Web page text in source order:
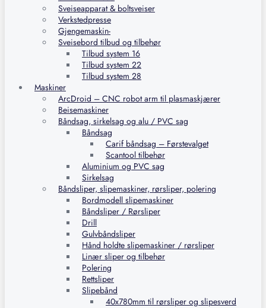
Sveiseapparat & boltsveiser
Verkstedpresse
Gjengemaskin-
Sveisebord tilbud og tilbehør
Tilbud system 16
Tilbud system 22
Tilbud system 28
Maskiner
ArcDroid – CNC robot arm til plasmaskjærer
Beisemaskiner
Båndsag, sirkelsag og alu / PVC sag
Båndsag
Carif båndsag – Førstevalget
Scantool tilbehør
Aluminium og PVC sag
Sirkelsag
Båndsliper, slipemaskiner, rørsliper, polering
Bordmodell slipemaskiner
Båndsliper / Rørsliper
Drill
Gulvbåndsliper
Hånd holdte slipemaskiner / rørsliper
Linær sliper og tilbehør
Polering
Rettsliper
Slipebånd
40x780mm til rørsliper og slipesverd